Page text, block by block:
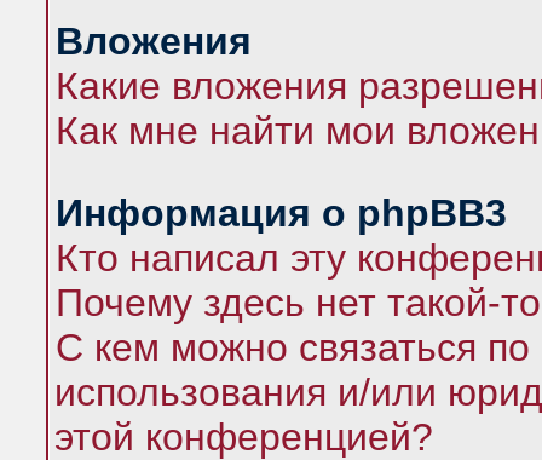
Вложения
Какие вложения
Как мне найти мои
Информация о phpBB3
Кто написал эту
Почему здесь нет такой-
С кем можно связаться по
использования и/или
этой конференцией?